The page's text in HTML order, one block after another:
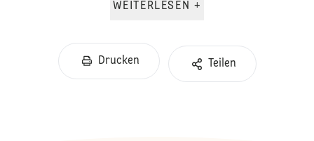
WEITERLESEN +
Drucken Teilen